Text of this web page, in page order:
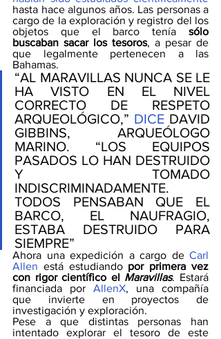
hasta hace algunos años. Las personas a
cargo de la exploración y registro del los
objetos que el barco tenía sólo
buscaban sacar los tesoros, a pesar de
que legalmente pertenecen a las
Bahamas.
“AL MARAVILLAS NUNCA SE LE
HA VISTO EN EL NIVEL
CORRECTO DE RESPETO
ARQUEOLÓGICO,” DICE DAVID
GIBBINS, ARQUEÓLOGO
MARINO. “LOS EQUIPOS
PASADOS LO HAN DESTRUIDO
Y TOMADO
INDISCRIMINADAMENTE.
TODOS PENSABAN QUE EL
BARCO, EL NAUFRAGIO,
ESTABA DESTRUIDO PARA
SIEMPRE”
Ahora una expedición a cargo de Carl
Allen está estudiando por primera vez
con rigor científico el Maravillas. Estará
financiada por AllenX, una compañía
que invierte en proyectos de
investigación y exploración.
Pese a que distintas personas han
intentado explorar el tesoro de este